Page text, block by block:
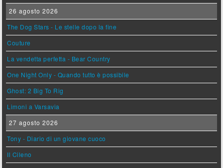
26 agosto 2026
The Dog Stars - Le stelle dopo la fine
Couture
La vendetta perfetta - Bear Country
One Night Only - Quando tutto è possibile
Ghost: 2 Big To Rig
Limoni a Varsavia
27 agosto 2026
Tony - Diario di un giovane cuoco
Il Cileno